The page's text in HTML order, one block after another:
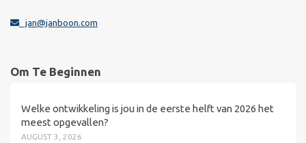
jan@janboon.com
Om Te Beginnen
Welke ontwikkeling is jou in de eerste helft van 2026 het
meest opgevallen?
AUGUST 3, 2026